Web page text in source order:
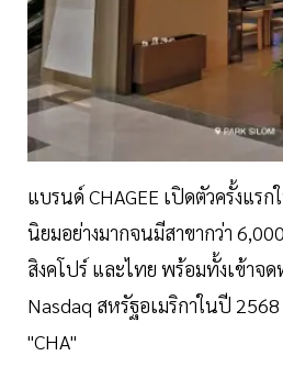
แบรนด์ CHAGEE เปิดตัวครั้งแร
นิยมอย่างมากจนมีสาขากว่า
สิงคโปร์ และไทย พร้อมทั้งเข้าจ
Nasdaq สหรัฐอเมริกาในปี
"CHA"